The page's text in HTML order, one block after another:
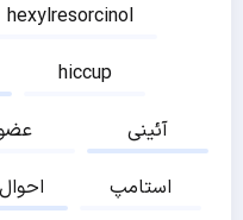
hexylresorcinol
hiccup
آئینی
استامپ